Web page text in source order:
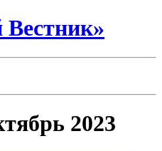
Вестник»
2023